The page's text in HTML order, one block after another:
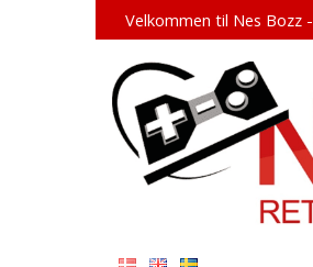
Velkommen til Nes